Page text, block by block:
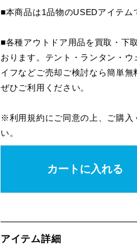
■本商品は1品物のUSEDアイテム
■各種アウトドア用品を買取・下
おります。テント・ランタン・ウ
イフなどご売却ご検討なら簡単無
ぜひご利用ください。
※利用規約にご同意の上、ご購入
い。
カートに入れる
アイテム詳細